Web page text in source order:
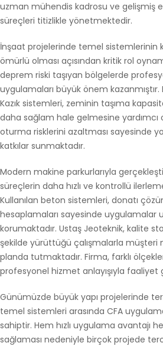
uzman mühendis kadrosu ve gelişmiş
süreçleri titizlikle yönetmektedir.
İnşaat projelerinde temel sistemlerinin
ömürlü olması açısından kritik rol
deprem riski taşıyan bölgelerde
uygulamaları büyük önem kazanmıştır.
Kazık sistemleri, zeminin taşıma
daha sağlam hale gelmesine yardımcı
oturma risklerini azaltması sayesinde
katkılar sunmaktadır.
Modern makine parkurlarıyla
süreçlerin daha hızlı ve kontrollü
Kullanılan beton sistemleri, donatı
hesaplamaları sayesinde uygulamalar
korumaktadır. Ustaş Jeoteknik, kalite
şekilde yürüttüğü çalışmalarla
planda tutmaktadır. Firma, farklı
profesyonel hizmet anlayışıyla
Günümüzde büyük yapı projelerinde
temel sistemleri arasında CFA
sahiptir. Hem hızlı uygulama avantajı
sağlaması nedeniyle birçok projede